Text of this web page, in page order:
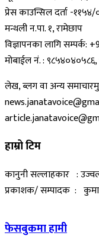
प्रेस काउन्सिल दर्ता -
मन्थली न.पा. १, रामेछाप
विज्ञापनका लागि सम्पर्क:
मोबाईल नं. :
लेख, ब्लग वा अन्य
हाम्रो टिम
कानुनी सल्लाहकार :
प्रकाशक/ सम्पादक : कुमार
फेसबुकमा हामी